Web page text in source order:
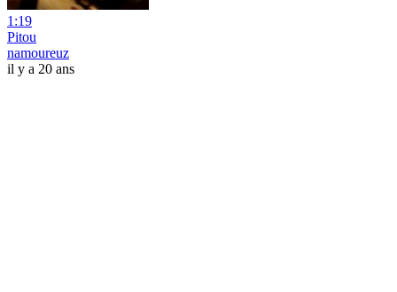
1:19
Pitou
namoureuz
il y a 20 ans